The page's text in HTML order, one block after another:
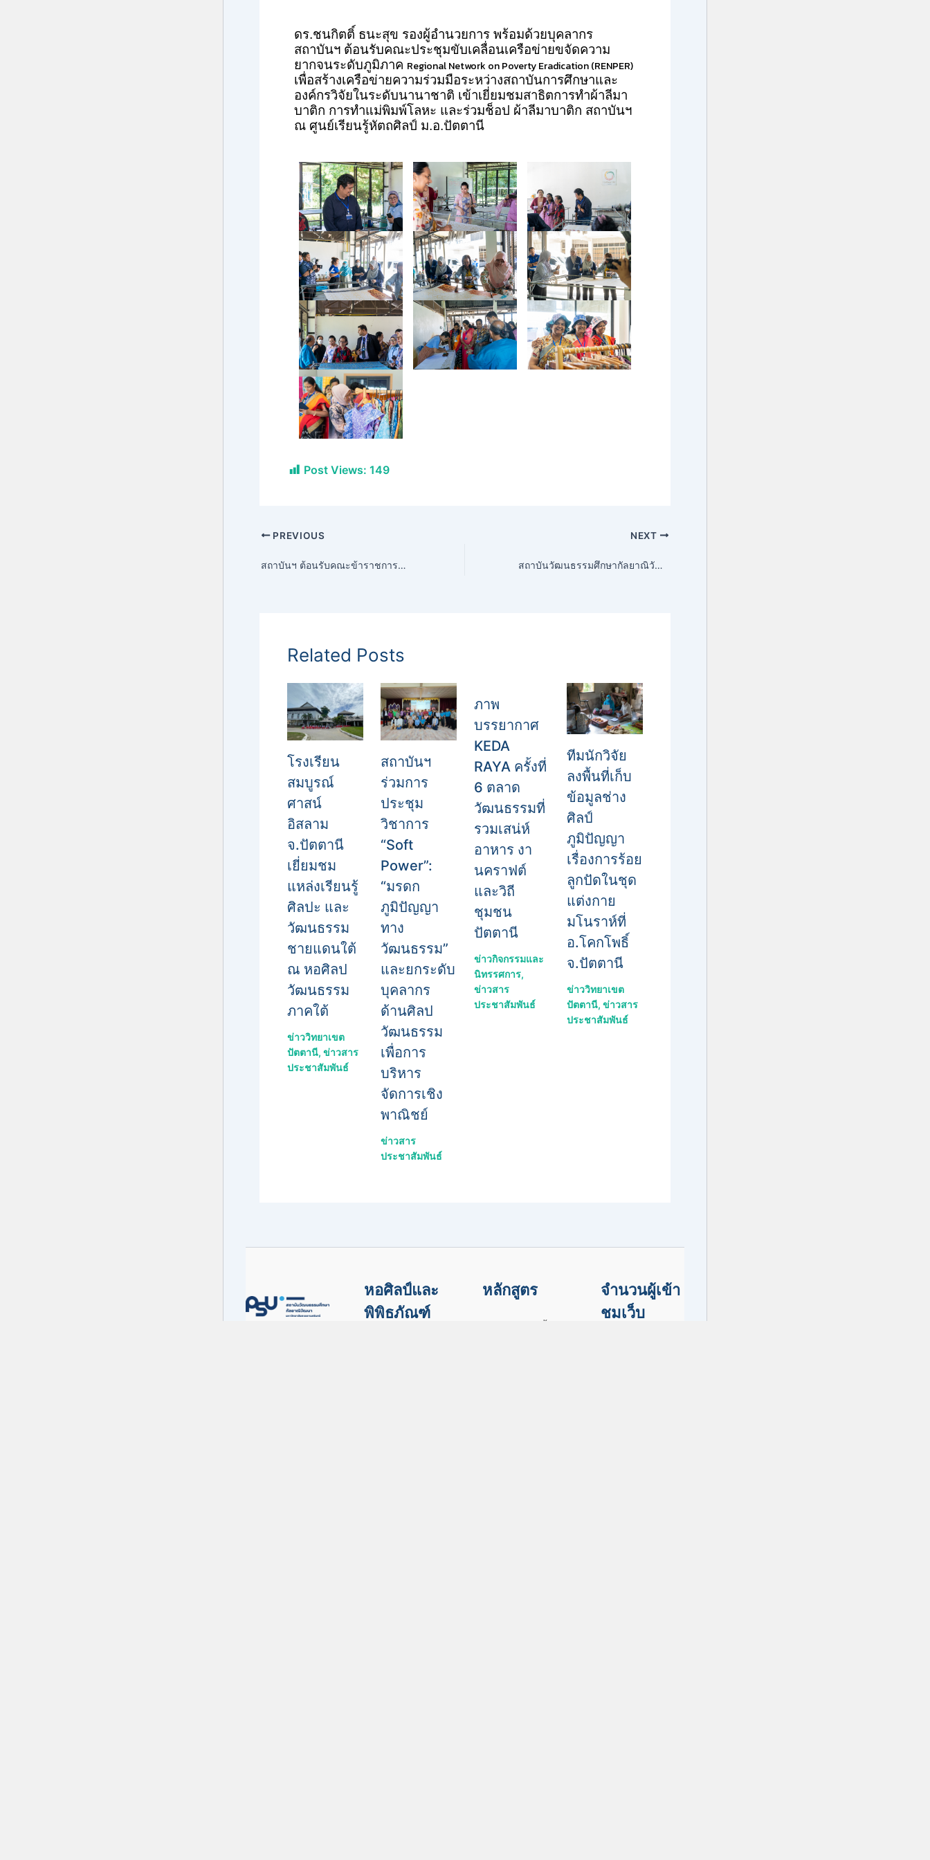
ดร.ชนกิตติ์ ธนะสุข รองผู้อำนวยการ พร้อมด้วยบุคลากร
สถาบันฯ ต้อนรับคณะประชุมขับเคลื่อนเครือข่ายขจัดความ
ยากจนระดับภูมิภาค Regional Network on Poverty Eradication (RENPER)
เพื่อสร้างเครือข่ายความร่วมมือระหว่างสถาบันการศึกษาและ
องค์กรวิจัยในระดับนานาชาติ เข้าเยี่ยมชมสาธิตการทำผ้าลีมา
บาติก การทำแม่พิมพ์โลหะ และร่วมช็อป ผ้าลีมาบาติก สถาบันฯ
ณ ศูนย์เรียนรู้หัตถศิลป์ ม.อ.ปัตตานี
Post Views: 149
PREVIOUS
สถาบันฯ ต้อนรับคณะข้าราชการและเจ้าหน้าที่กรมหม่อนไหม กระทรวงเกษตรและสหกรณ์ เข้าศึกษาดูงานการอนุรักษ์และพัฒนาผลิตสิ่งทอจาก “ครามปัตตานี”
NEXT
สถาบันวัฒนธรรมศึกษากัลยาณิวัฒนา ต้อนรับคณะผู้วิจัยและทีมเก็บข้อมูลการวิจัยเข้าบันทึกภาพโบราณวัตถุด้วยวิธี ๓D Laser Scanner ในโครงการ “สุวรรณภูมิเน็กซิสทอเรียม: พิพิธภัณฑ์เสมือนแห่งจุดเชื่อมโลกยุคโบราณ” ภายใต้โครงการขับเคลื่อนการวิจัยและพัฒนาบุคลากรด้านสังคมศาสตร์ มนุษยศาสตร์ และศิลปกรรมศาสตร์ จากมหาวิทยาลัยวลัยลักษณ์
Related Posts
โรงเรียน
สมบูรณ์
ศาสน์
อิสลาม
จ.ปัตตานี
เยี่ยมชม
แหล่งเรียนรู้
ศิลปะ และ
วัฒนธรรม
ชายแดนใต้
ณ หอศิลป
วัฒนธรรม
ภาคใต้
ข่าววิทยาเขต
ปัตตานี, ข่าวสาร
ประชาสัมพันธ์
สถาบันฯ
ร่วมการ
ประชุม
วิชาการ
“Soft
Power”:
“มรดก
ภูมิปัญญา
ทาง
วัฒนธรรม”
และยกระดับ
บุคลากร
ด้านศิลป
วัฒนธรรม
เพื่อการ
บริหาร
จัดการเชิง
พาณิชย์
ข่าวสาร
ประชาสัมพันธ์
ภาพ
บรรยากาศ
KEDA
RAYA ครั้งที่
6 ตลาด
วัฒนธรรมที่
รวมเสน่ห์
อาหาร งา
นคราฟต์
และวิถี
ชุมชน
ปัตตานี
ข่าวกิจกรรมและ
นิทรรศการ,
ข่าวสาร
ประชาสัมพันธ์
ทีมนักวิจัย
ลงพื้นที่เก็บ
ข้อมูลช่าง
ศิลป์
ภูมิปัญญา
เรื่องการร้อย
ลูกปัดในชุด
แต่งกาย
มโนราห์ที่
อ.โคกโพธิ์
จ.ปัตตานี
ข่าววิทยาเขต
ปัตตานี,ข่าวสาร
ประชาสัมพันธ์
หอศิลป์และ
พิพิธภัณฑ์
หลักสูตร
จำนวนผู้เข้า
ชมเว็บ